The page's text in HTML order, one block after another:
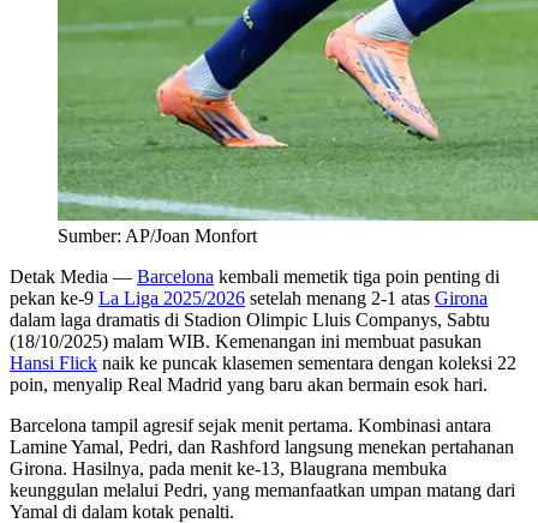
Sumber: AP/Joan Monfort
Detak Media — Barcelona kembali memetik tiga poin penting di
pekan ke-9 La Liga 2025/2026 setelah menang 2-1 atas Girona
dalam laga dramatis di Stadion Olimpic Lluis Companys, Sabtu
(18/10/2025) malam WIB. Kemenangan ini membuat pasukan
Hansi Flick naik ke puncak klasemen sementara dengan koleksi 22
poin, menyalip Real Madrid yang baru akan bermain esok hari.
Barcelona tampil agresif sejak menit pertama. Kombinasi antara
Lamine Yamal, Pedri, dan Rashford langsung menekan pertahanan
Girona. Hasilnya, pada menit ke-13, Blaugrana membuka
keunggulan melalui Pedri, yang memanfaatkan umpan matang dari
Yamal di dalam kotak penalti.